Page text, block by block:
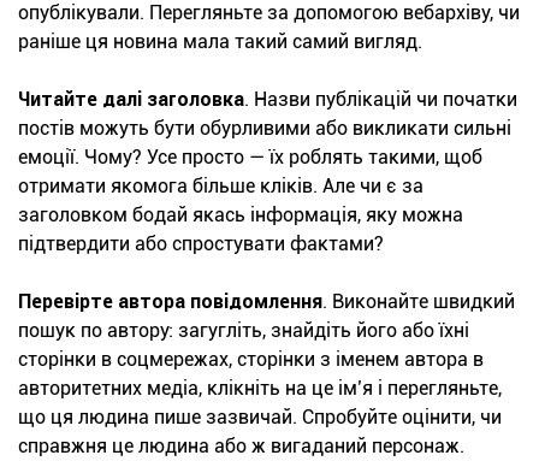
опублікували. Перегляньте за допомогою вебархіву, чи
раніше ця новина мала такий самий вигляд.
Читайте далі заголовка. Назви публікацій чи початки
постів можуть бути обурливими або викликати сильні
емоції. Чому? Усе просто — їх роблять такими, щоб
отримати якомога більше кліків. Але чи є за
заголовком бодай якась інформація, яку можна
підтвердити або спростувати фактами?
Перевірте автора повідомлення. Виконайте швидкий
пошук по автору: загугліть, знайдіть його або їхні
сторінки в соцмережах, сторінки з іменем автора в
авторитетних медіа, клікніть на це ім’я і перегляньте,
що ця людина пише зазвичай. Спробуйте оцінити, чи
справжня це людина або ж вигаданий персонаж.